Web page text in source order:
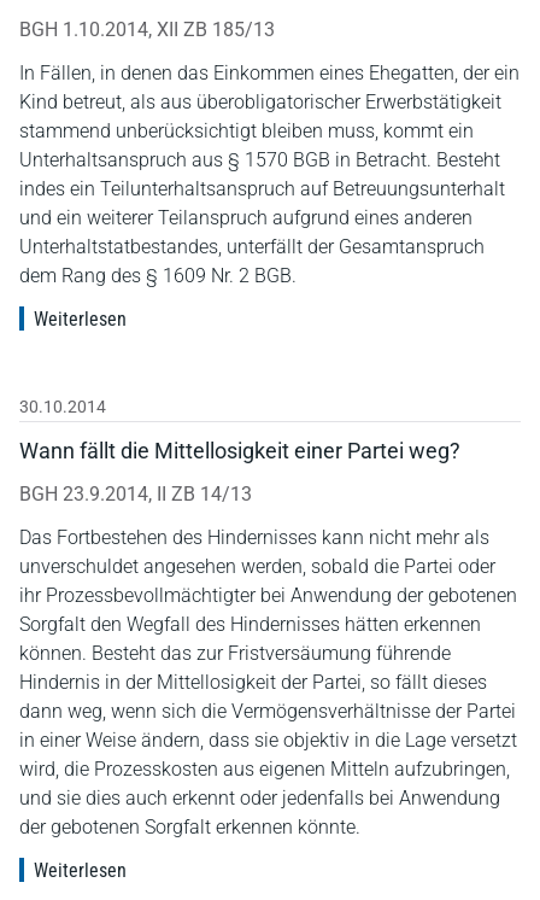
BGH 1.10.2014, XII ZB 185/13
In Fällen, in denen das Einkommen eines Ehegatten, der ein
Kind betreut, als aus überobligatorischer Erwerbstätigkeit
stammend unberücksichtigt bleiben muss, kommt ein
Unterhaltsanspruch aus § 1570 BGB in Betracht. Besteht
indes ein Teilunterhaltsanspruch auf Betreuungsunterhalt
und ein weiterer Teilanspruch aufgrund eines anderen
Unterhaltstatbestandes, unterfällt der Gesamtanspruch
dem Rang des § 1609 Nr. 2 BGB.
Weiterlesen
30.10.2014
Wann fällt die Mittellosigkeit einer Partei weg?
BGH 23.9.2014, II ZB 14/13
Das Fortbestehen des Hindernisses kann nicht mehr als
unverschuldet angesehen werden, sobald die Partei oder
ihr Prozessbevollmächtigter bei Anwendung der gebotenen
Sorgfalt den Wegfall des Hindernisses hätten erkennen
können. Besteht das zur Fristversäumung führende
Hindernis in der Mittellosigkeit der Partei, so fällt dieses
dann weg, wenn sich die Vermögensverhältnisse der Partei
in einer Weise ändern, dass sie objektiv in die Lage versetzt
wird, die Prozesskosten aus eigenen Mitteln aufzubringen,
und sie dies auch erkennt oder jedenfalls bei Anwendung
der gebotenen Sorgfalt erkennen könnte.
Weiterlesen